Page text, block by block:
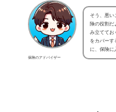
保険のアドバイザー
そう、悪い
険の役割だ
み立ててお
をカバーす
に、保険に